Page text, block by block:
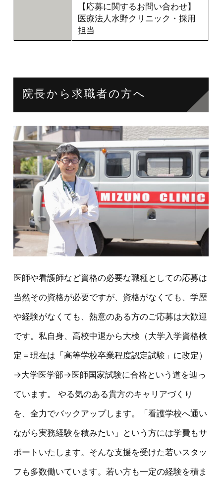
【応募に関するお問い合わせ】
医療法人水野クリニック・採用
担当
院長から求職者の方へ
医師や看護師など資格の必要な職種としての応募は
当然その資格が必要ですが、資格がなくても、学歴
や経験がなくても、熱意のある方のご応募は大歓迎
です。私自身、高校中退から大検（大学入学資格検
定＝現在は「高等学校卒業程度認定試験」に改定）
→大学医学部→医師国家試験に合格という道を辿っ
ています。 やる気のある貴方のキャリアづくり
を、全力でバックアップします。「看護学校へ通い
ながら実務経験を積みたい」という方には学費もサ
ポートいたします。そんな支援を受けた若いスタッ
フも多数働いています。若い方も一定の経験を積ま